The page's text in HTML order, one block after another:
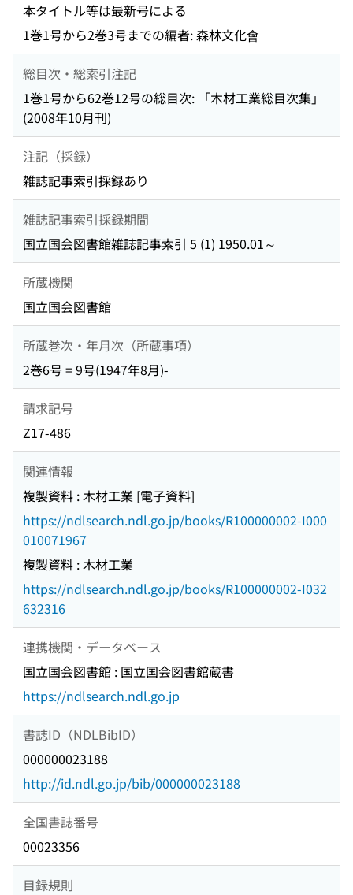
本タイトル等は最新号による
1巻1号から2巻3号までの編者: 森林文化會
総目次・総索引注記
1巻1号から62巻12号の総目次: 「木材工業総目次集」
(2008年10月刊)
注記（採録）
雑誌記事索引採録あり
雑誌記事索引採録期間
国立国会図書館雑誌記事索引 5 (1) 1950.01～
所蔵機関
国立国会図書館
所蔵巻次・年月次（所蔵事項）
2巻6号 = 9号(1947年8月)-
請求記号
Z17-486
関連情報
複製資料 : 木材工業 [電子資料]
https://ndlsearch.ndl.go.jp/books/R100000002-I000
010071967
複製資料 : 木材工業
https://ndlsearch.ndl.go.jp/books/R100000002-I032
632316
連携機関・データベース
国立国会図書館 : 国立国会図書館蔵書
https://ndlsearch.ndl.go.jp
書誌ID（NDLBibID）
000000023188
http://id.ndl.go.jp/bib/000000023188
全国書誌番号
00023356
目録規則